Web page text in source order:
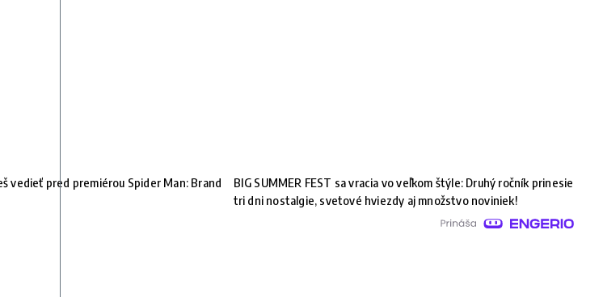
vedieť pred premiérou Spider Man: Brand
BIG SUMMER FEST sa vracia vo veľkom štýle: Druhý ročník prinesie
tri dni nostalgie, svetové hviezdy aj množstvo noviniek!